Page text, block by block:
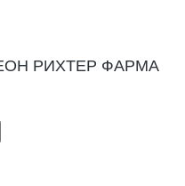
РИХТЕР ФАРМА